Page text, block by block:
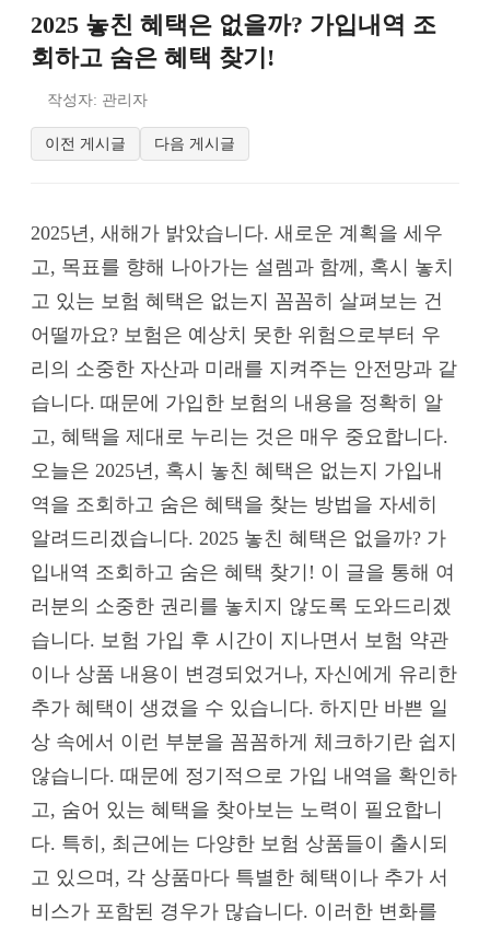
2025 놓친 혜택은 없을까? 가입내역 조
회하고 숨은 혜택 찾기!
작성자: 관리자
이전 게시글 다음 게시글
2025년, 새해가 밝았습니다. 새로운 계획을 세우
고, 목표를 향해 나아가는 설렘과 함께, 혹시 놓치
고 있는 보험 혜택은 없는지 꼼꼼히 살펴보는 건
어떨까요? 보험은 예상치 못한 위험으로부터 우
리의 소중한 자산과 미래를 지켜주는 안전망과 같
습니다. 때문에 가입한 보험의 내용을 정확히 알
고, 혜택을 제대로 누리는 것은 매우 중요합니다.
오늘은 2025년, 혹시 놓친 혜택은 없는지 가입내
역을 조회하고 숨은 혜택을 찾는 방법을 자세히
알려드리겠습니다. 2025 놓친 혜택은 없을까? 가
입내역 조회하고 숨은 혜택 찾기! 이 글을 통해 여
러분의 소중한 권리를 놓치지 않도록 도와드리겠
습니다. 보험 가입 후 시간이 지나면서 보험 약관
이나 상품 내용이 변경되었거나, 자신에게 유리한
추가 혜택이 생겼을 수 있습니다. 하지만 바쁜 일
상 속에서 이런 부분을 꼼꼼하게 체크하기란 쉽지
않습니다. 때문에 정기적으로 가입 내역을 확인하
고, 숨어 있는 혜택을 찾아보는 노력이 필요합니
다. 특히, 최근에는 다양한 보험 상품들이 출시되
고 있으며, 각 상품마다 특별한 혜택이나 추가 서
비스가 포함된 경우가 많습니다. 이러한 변화를